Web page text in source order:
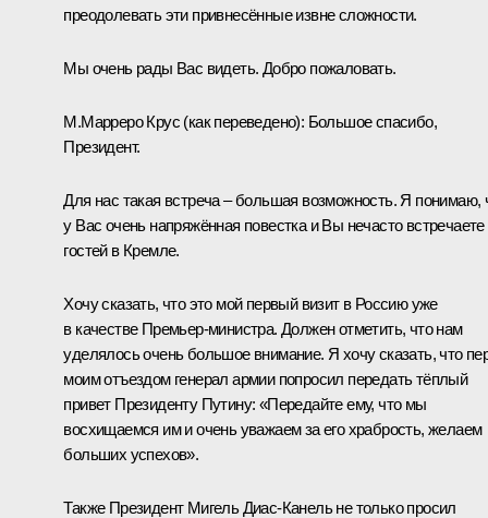
преодолевать эти привнесённые извне сложности.
Мы очень рады Вас видеть. Добро пожаловать.
М.Марреро Крус (как переведено): Большое спасибо,
Президент.
Для нас такая встреча – большая возможность. Я понимаю,
у Вас очень напряжённая повестка и Вы нечасто встречаете
гостей в Кремле.
Хочу сказать, что это мой первый визит в Россию уже
в качестве Премьер-министра. Должен отметить, что нам
уделялось очень большое внимание. Я хочу сказать, что
моим отъездом генерал армии попросил передать тёплый
привет Президенту Путину: «Передайте ему, что мы
восхищаемся им и очень уважаем за его храбрость, желаем
больших успехов».
Также Президент Мигель Диас-Канель не только просил